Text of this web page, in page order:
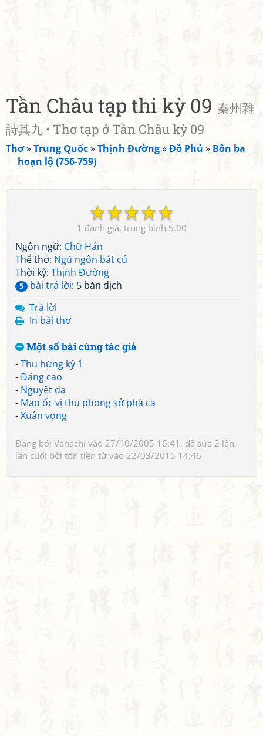
Tần Châu tạp thi kỳ 09 秦州雜
詩其九 • Thơ tạp ở Tần Châu kỳ 09
Thơ»Trung Quốc»Thịnh Đường»Đỗ Phủ » Bôn ba
hoạn lộ (756-759)
☆
☆
☆
☆
☆
1 5.00
Ngôn ngữ: Chữ Hán
Thể thơ: Ngũ ngôn bát cú
Thời kỳ: Thịnh Đường
5 bài trả lời: 5 bản dịch
Trả lời
In bài thơ
Một số bài cùng tác giả
-Thu hứng kỳ 1
-Đăng cao
- Nguyệt dạ
- Mao ốc vị thu phong sở phá ca
-Xuân vọng
Đăng bởi Vanachi vào 27/10/2005 16:41, đã sửa 2 lần,
lần cuối bởi tôn tiền tửvào 22/03/2015 14:46